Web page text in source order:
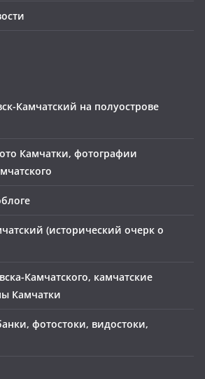
Камчатский на полуострове
Камчатки, фотографии
(исторический очерк о
Камчатского, камчатские
Камчатки
фотостоки, видостоки,